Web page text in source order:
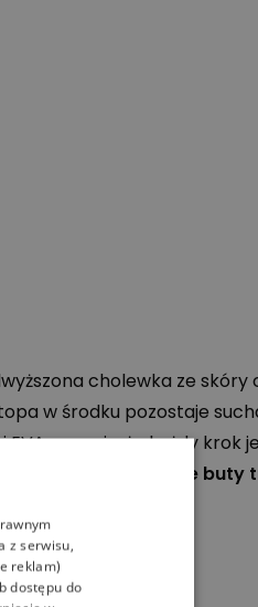
cholewka ze skóry
w środku pozostaje
EVAsprawia, że każdy krok
do podłoża.
Męskie
z serwisu,
reklam)
dostępu do